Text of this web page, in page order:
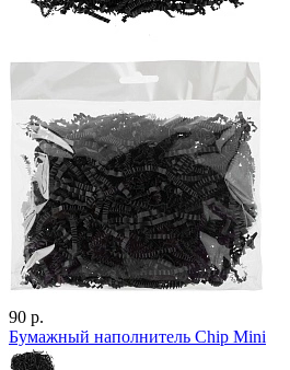
90 р.
Бумажный наполнитель Chip Mini